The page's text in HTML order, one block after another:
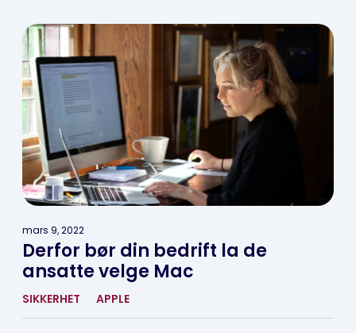
mars 9, 2022
Derfor bør din bedrift la de
ansatte velge Mac
SIKKERHET APPLE